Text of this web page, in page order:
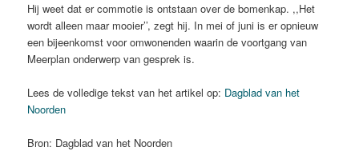
Hij weet dat er commotie is ontstaan over de bomenkap. ,,Het
wordt alleen maar mooier’’, zegt hij. In mei of juni is er opnieuw
een bijeenkomst voor omwonenden waarin de voortgang van
Meerplan onderwerp van gesprek is.
Lees de volledige tekst van het artikel op: Dagblad van het
Noorden
Bron: Dagblad van het Noorden